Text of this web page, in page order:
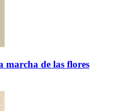
marcha de las flores